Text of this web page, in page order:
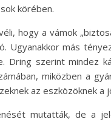
körében.
hogy a vámok
Ugyanakkor más
Dring szerint mindez
miközben a
az eszközöknek a
mutatták, de a